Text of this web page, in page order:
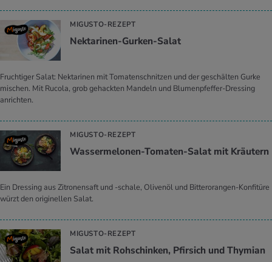
MIGUSTO-REZEPT
Nek­ta­ri­nen-Gur­ken-Salat
Fruchtiger Salat: Nektarinen mit Tomatenschnitzen und der geschälten Gurke
mischen. Mit Rucola, grob gehackten Mandeln und Blumenpfeffer-Dressing
anrichten.
MIGUSTO-REZEPT
Was­ser­me­lo­nen-To­ma­ten-Salat mit Kräu­tern
Ein Dressing aus Zitronensaft und -schale, Olivenöl und Bitterorangen-Konfitüre
würzt den originellen Salat.
MIGUSTO-REZEPT
Salat mit Roh­schin­ken, Pfir­sich und Thy­mi­an